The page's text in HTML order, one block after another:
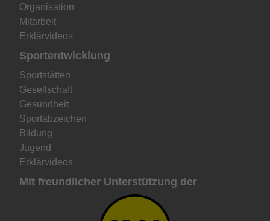
Organisation
Mitarbeit
Erklärvideos
Sportentwicklung
Sportstätten
Gesellschaft
Gesundheit
Sportabzeichen
Bildung
Jugend
Erklärvideos
Mit freundlicher Unterstützung der